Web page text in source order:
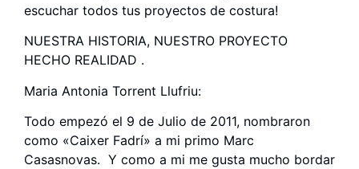
escuchar todos tus proyectos de costura!
NUESTRA HISTORIA, NUESTRO PROYECTO
HECHO REALIDAD .
Maria Antonia Torrent Llufriu:
Todo empezó el 9 de Julio de 2011, nombraron
como «Caixer Fadrí» a mi primo Marc
Casasnovas. Y como a mi me gusta mucho bordar